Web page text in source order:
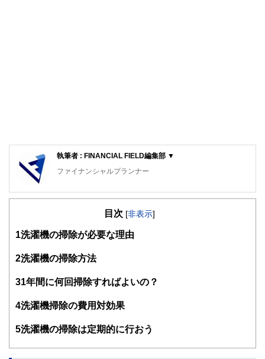
執筆者 : FINANCIAL FIELD編集部 ▼
ファイナンシャルプランナー
FinancialField編集部は、金融、経済に関する記事を、日々
知識がない方でも理解できるようわかりやすく発信していま
得者を中心に「お金や暮らし」に関する書籍・雑誌の編集経
験者で構成され、企画立案から記事掲載まですべての工程に
護士、税理士、宅地建物取引士、相続診断士、住宅ローンア
士、行政書士、投資アナリスト、キャリアコンサルタントな
かしく感じられる年金や税金、相続、保険、ローンなどの話
目次 [非表示]
1 洗濯機の掃除が必要な理由
2洗濯機の掃除方法
31年間に何回掃除すればよいの？
4洗濯機掃除の費用対効果
5洗濯機の掃除は定期的に行おう